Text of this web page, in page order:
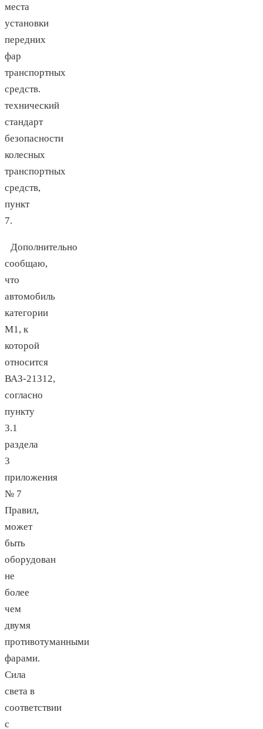
места
установки
передних
фар
транспортных
средств.
технический
стандарт
безопасности
колесных
транспортных
средств,
пункт
7.
Дополнительно
сообщаю,
что
автомобиль
категории
М1, к
которой
относится
ВАЗ-21312,
согласно
пункту
3.1
раздела
3
приложения
№ 7
Правил,
может
быть
оборудован
не
более
чем
двумя
противотуманными
фарами.
Сила
света в
соответствии
с